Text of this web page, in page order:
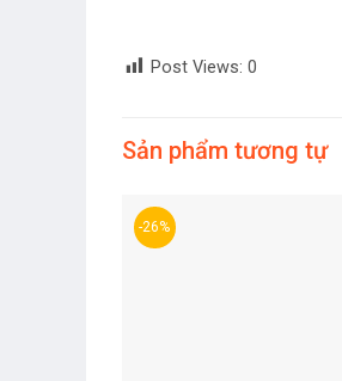
Post Views: 0
Sản phẩm tương tự
-26%